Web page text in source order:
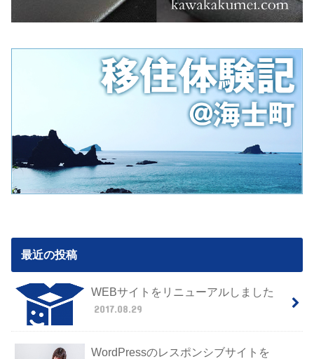
最近の投稿
WEBサイトをリニューアルしました
2017.08.29
WordPressのレスポンシブサイトを